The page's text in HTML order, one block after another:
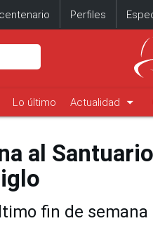
Perfiles
Lo último Actualidad arrow_drop_down
al
fin de